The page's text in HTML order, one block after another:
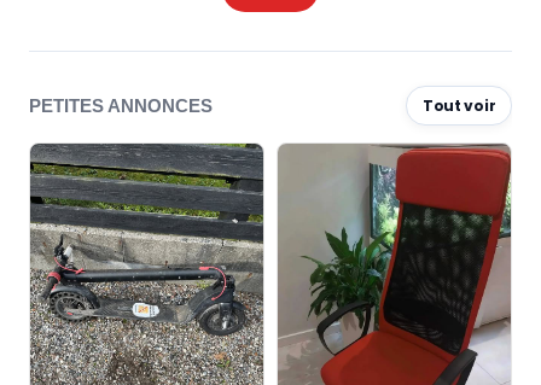
PETITES ANNONCES Tout voir